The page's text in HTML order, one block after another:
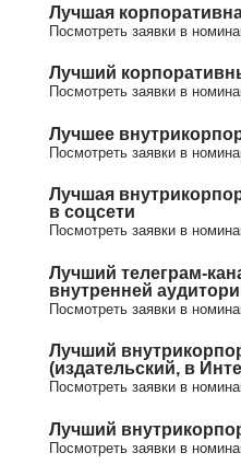
Лучшая
Посмотреть заявки в
Лучший
Посмотреть заявки в
Лучшее
Посмотреть заявки в
Лучшая
в соцсети
Посмотреть заявки в
Лучший телеграм-
внутренней
Посмотреть заявки в
Лучший
(издательский, в
Посмотреть заявки в
Лучший
Посмотреть заявки в